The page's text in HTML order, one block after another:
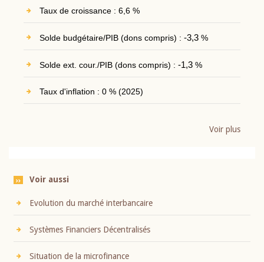
Taux de croissance : 6,6 %
Solde budgétaire/PIB (dons compris) : -3,3%
Solde ext. cour./PIB (dons compris) : -1,3%
Taux d'inflation : 0 % (2025)
Voir plus
Voir aussi
Evolution du marché interbancaire
Systèmes Financiers Décentralisés
Situation de la microfinance